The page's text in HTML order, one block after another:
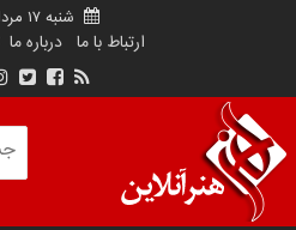
شنبه ۱۷ مرداد ۱۴۰۵
ارتباط با ما درباره ما